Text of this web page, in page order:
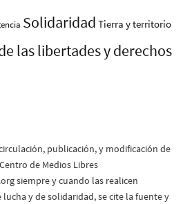
Solidaridad Tierra y territorio
las libertades y derechos
publicación, y modificación de
de Medios Libres
siempre y cuando las realicen
y de solidaridad, se cite la fuente y